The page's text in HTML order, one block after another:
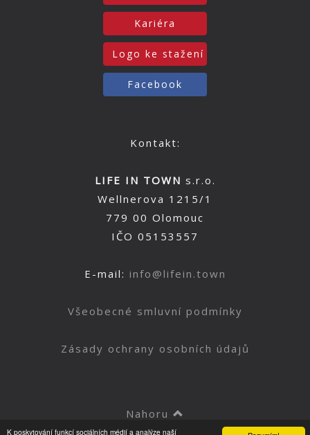
K poskytování funkcí sociálních médií a analýze naší
Kariéra
Logo ke stažení
Facebook
Kontakt:
LIFE IN TOWN s.r.o.
Wellnerova 1215/1
779 00 Olomouc
IČO 05153557
E-mail: info@lifein.town
Všeobecné smluvní podmínky
Zásady ochrany osobních údajů
Nahoru